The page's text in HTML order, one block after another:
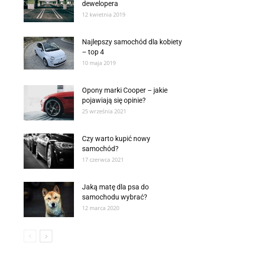
dewelopera
12 kwietnia 2019
Najlepszy samochód dla kobiety
– top 4
10 maja 2019
Opony marki Cooper – jakie
pojawiają się opinie?
25 września 2021
Czy warto kupić nowy
samochód?
17 czerwca 2021
Jaką matę dla psa do
samochodu wybrać?
12 marca 2020